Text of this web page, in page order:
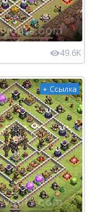
49.6K
+ Ссылка